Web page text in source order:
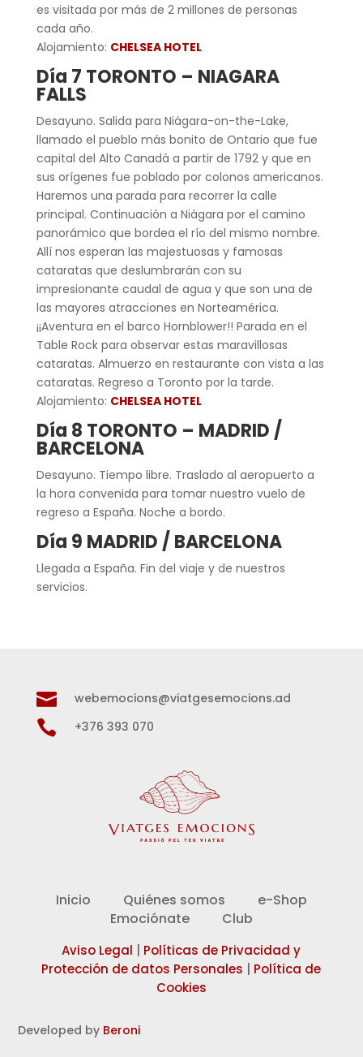
es visitada por más de 2 millones de personas
cada año.
Alojamiento: CHELSEA HOTEL
Día 7 TORONTO – NIAGARA
FALLS
Desayuno. Salida para Niágara-on-the-Lake,
llamado el pueblo más bonito de Ontario que fue
capital del Alto Canadá a partir de 1792 y que en
sus orígenes fue poblado por colonos americanos.
Haremos una parada para recorrer la calle
principal. Continuación a Niágara por el camino
panorámico que bordea el río del mismo nombre.
Allí nos esperan las majestuosas y famosas
cataratas que deslumbrarán con su
impresionante caudal de agua y que son una de
las mayores atracciones en Norteamérica.
¡¡Aventura en el barco Hornblower!! Parada en el
Table Rock para observar estas maravillosas
cataratas. Almuerzo en restaurante con vista a las
cataratas. Regreso a Toronto por la tarde.
Alojamiento: CHELSEA HOTEL
Día 8 TORONTO – MADRID /
BARCELONA
Desayuno. Tiempo libre. Traslado al aeropuerto a
la hora convenida para tomar nuestro vuelo de
regreso a España. Noche a bordo.
Día 9 MADRID / BARCELONA
Llegada a España. Fin del viaje y de nuestros
servicios.
 webemocions@viatgesemocions.ad
 +376 393 070
Inicio Quiénes somos
e-Shop
Emociónate
Club
Aviso Legal
Políticas de Privacidad y
Protección de datos Personales
Política de
Cookies
Developed by Beroni